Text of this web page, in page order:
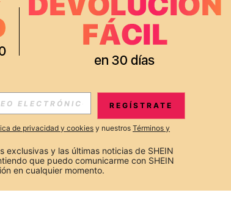
REGÍSTRATE
de privacidad y cookies y nuestros Términos y
exclusivas y las últimas noticias de SHEIN
que puedo comunicarme con SHEIN
en cualquier momento.